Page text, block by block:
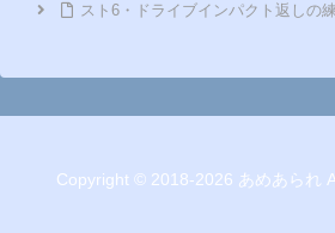
スト6・ドライブインパクト返しの
Copyright © 2018-2026 あめあられ